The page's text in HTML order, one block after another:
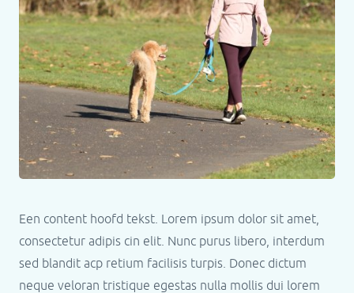
Een content hoofd tekst. Lorem ipsum dolor sit amet,
consectetur adipis cin elit. Nunc purus libero, interdum
sed blandit acp retium facilisis turpis. Donec dictum
neque veloran tristique egestas nulla mollis dui lorem